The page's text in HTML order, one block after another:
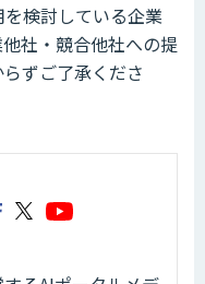
検討している企業
社・競合他社への提
ずご了承くださ